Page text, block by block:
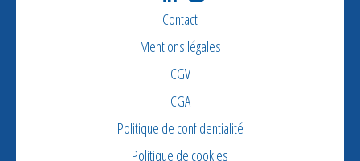
Contact
Mentions légales
CGV
CGA
Politique de confidentialité
Politique de cookies